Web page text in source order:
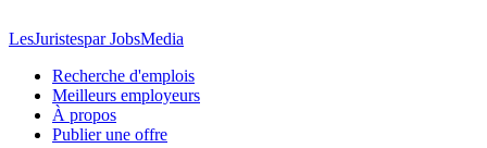
LesJuristespar JobsMedia
Recherche d'emplois
Meilleurs employeurs
À propos
Publier une offre